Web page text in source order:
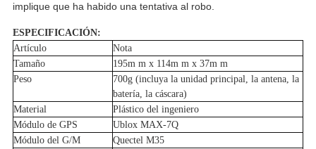
implique que ha habido una tentativa al robo.
ESPECIFICACIÓN:
Artículo
Nota
Tamaño
195m m x 114m m x 37m m
Peso
700g (incluya la unidad principal, la antena, la
batería, la cáscara)
Material
Plástico del ingeniero
Módulo de GPS
Ublox MAX-7Q
Módulo del G/M
Quectel M35